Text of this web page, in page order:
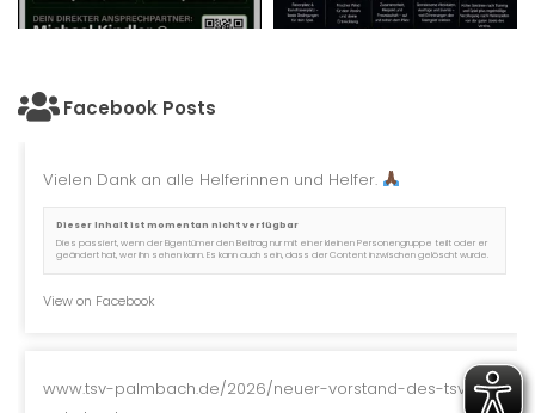
Facebook Posts
Vielen Dank an alle Helferinnen und Helfer.
Dieser Inhalt ist momentan nicht verfügbar
Dies passiert, wenn der Eigentümer den Beitrag nur mit einer kleinen Personengruppe teilt oder er
geändert hat, wer ihn sehen kann. Es kann auch sein, dass der Content inzwischen gelöscht wurde.
View on Facebook
www.tsv-palmbach.de/2026/neuer-vorstand-des-tsv-